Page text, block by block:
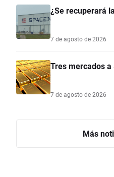
¿Se recuperará
7 de agosto de 2026
Tres mercados
7 de agosto de 2026
Más